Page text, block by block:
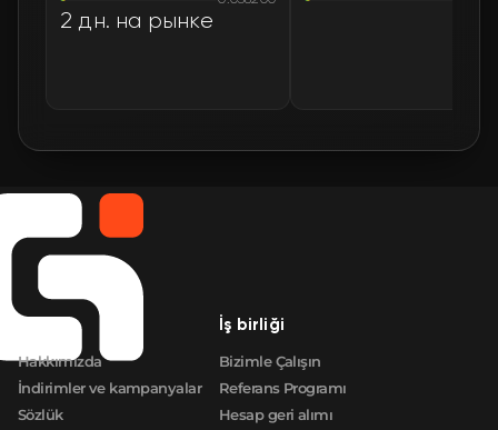
FN
FN
2 дн. на рынке
Şirket
Hakkımızda
İndirimler ve kampanyalar
Sözlük
İş birliği
Bizimle Çalışın
Referans Programı
Hesap geri alımı